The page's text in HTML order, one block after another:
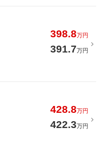
398.8万円
391.7万円
428.8万円
422.3万円